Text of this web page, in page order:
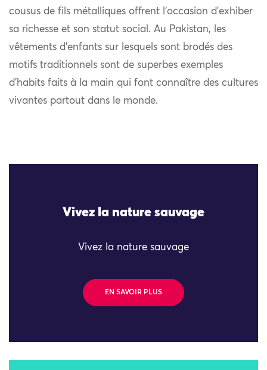
cousus de fils métalliques offrent l’occasion d’exhiber
sa richesse et son statut social. Au Pakistan, les
vêtements d’enfants sur lesquels sont brodés des
motifs traditionnels sont de superbes exemples
d’habits faits à la main qui font connaître des cultures
vivantes partout dans le monde.
Vivez la nature sauvage
Vivez la nature sauvage
EN SAVOIR PLUS